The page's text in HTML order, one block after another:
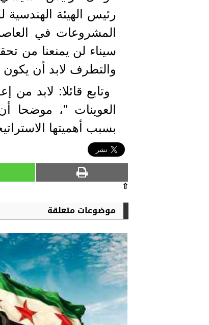
رئيس الهيئة الهندسية
المشروعات في
سيناء لن يمنعنا من
والتطرف لابد أن يكون
وتابع قائلا: لابد من
العوينات "، موضحا
بسبب أهميتها
⇧
موضوعات متعلقة